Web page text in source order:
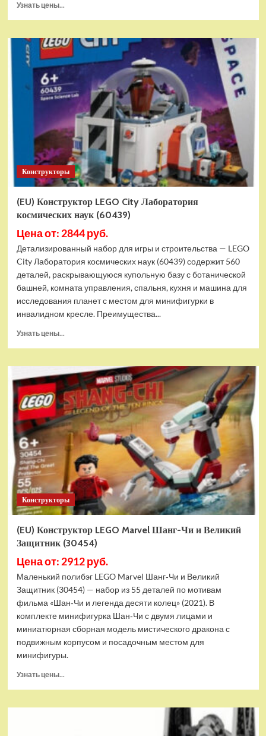
Узнать цены...
(EU)
Конструктор
LEGO
Technic
Экскаватор-
погрузчик
(42197)
Конструкторы
(EU) Конструктор LEGO City Лаборатория
космических наук (60439)
Цена от: 2844 руб.
Детализированный набор для игры и строительства — LEGO
City Лаборатория космических наук (60439) содержит 560
деталей, раскрывающуюся купольную базу с ботанической
башней, комната управления, спальня, кухня и машина для
исследования планет с местом для минифигурки в
инвалидном кресле. Преимущества...
Узнать цены...
(EU)
Конструктор
LEGO
City
Лаборатория
космических
наук
(60439)
Конструкторы
(EU) Конструктор LEGO Marvel Шанг-Чи и Великий
Защитник (30454)
Цена от: 2912 руб.
Маленький полибэг LEGO Marvel Шанг‑Чи и Великий
Защитник (30454) — набор из 55 деталей по мотивам
фильма «Шан‑Чи и легенда десяти колец» (2021). В
комплекте минифигурка Шан‑Чи с двумя лицами и
миниатюрная сборная модель мистического дракона с
подвижным корпусом и посадочным местом для
минифигуры.
Узнать цены...
(EU)